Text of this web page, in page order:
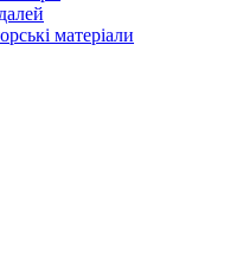
матеріали